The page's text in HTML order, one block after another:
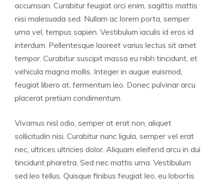
accumsan. Curabitur feugiat orci enim, sagittis mattis
nisi malesuada sed. Nullam ac lorem porta, semper
urna vel, tempus sapien. Vestibulum iaculis id eros id
interdum. Pellentesque laoreet varius lectus sit amet
tempor. Curabitur suscipit massa eu nibh tincidunt, et
vehicula magna mollis. Integer in augue euismod,
feugiat libero at, fermentum leo. Donec pulvinar arcu
placerat pretium condimentum.
Vivamus nisl odio, semper at erat non, aliquet
sollicitudin nisi. Curabitur nunc ligula, semper vel erat
nec, ultrices ultricies dolor. Aliquam eleifend arcu in dui
tincidunt pharetra. Sed nec mattis urna. Vestibulum
sed leo tellus. Quisque finibus feugiat leo, eu lobortis